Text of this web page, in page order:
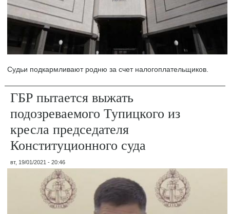
Судьи подкармливают родню за счет налогоплательщиков.
ГБР пытается выжать
подозреваемого Тупицкого из
кресла председателя
Конституционного суда
вт, 19/01/2021 - 20:46